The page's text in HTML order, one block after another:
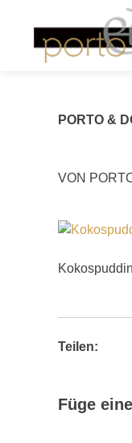
PORTO &
VON
Teilen:
Füge